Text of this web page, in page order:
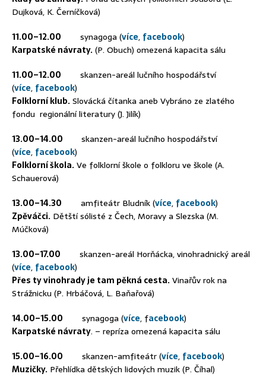
Dujková, K. Černíčková)
11.00–12.00 synagoga (více, facebook)
Karpatské návraty.(P. Obuch) omezená kapacita sálu
11.00–12.00 skanzen-areál lučního hospodářství
(více, facebook)
Folklorní klub.Slovácká čítanka aneb Vybráno ze zlatého
fondu regionální literatury (J. Jilík)
13.00–14.00
skanzen-areál lučního hospodářství
(více, facebook)
Folklorní škola.Ve folklorní škole o folkloru ve škole (A.
Schauerová)
13.00–14.30 amfiteátr Bludník (více, facebook)
Zpěváčci. Dětští sólisté z Čech, Moravy a Slezska (M.
Múčková)
13.00–17.00 skanzen-areál Horňácka, vinohradnický areál
(více, facebook)
Přes ty vinohrady je tam pěkná cesta.Vinařův rok na
Strážnicku (P. Hrbáčová, L. Baňařová)
14.00–15.00 synagoga (více, facebook)
Karpatské návraty. – repríza omezená kapacita sálu
15.00–16.00 skanzen-amfiteátr (více, facebook)
Muzičky. Přehlídka dětských lidových muzik (P. Číhal)